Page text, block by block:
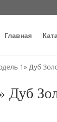
Главная
1» Дуб
Дуб